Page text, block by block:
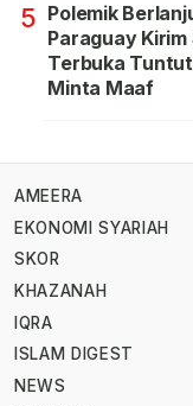
5 Polemik
Paraguay
Terbuka
Minta Maaf
AMEERA
EKONOMI SYARIAH
SKOR
KHAZANAH
IQRA
ISLAM DIGEST
NEWS